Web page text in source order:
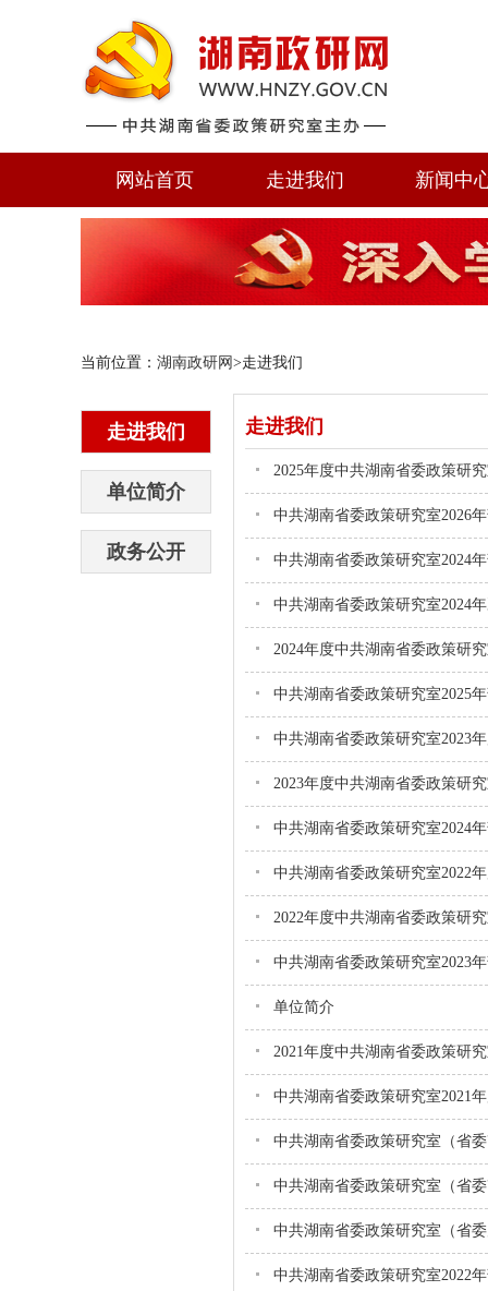
网站首页 走进我们 新闻中
当前位置： 湖南政研网 >走进我们
走进我们
单位简介
政务公开
走进我们
2025年度中共湖南省委政策研
中共湖南省委政策研究室2026
中共湖南省委政策研究室2024
中共湖南省委政策研究室2024
2024年度中共湖南省委政策研
中共湖南省委政策研究室2025
中共湖南省委政策研究室2023
2023年度中共湖南省委政策研
中共湖南省委政策研究室2024
中共湖南省委政策研究室2022
2022年度中共湖南省委政策研
中共湖南省委政策研究室2023
单位简介
2021年度中共湖南省委政策研
中共湖南省委政策研究室2021
中共湖南省委政策研究室（省
中共湖南省委政策研究室（省
中共湖南省委政策研究室（省
中共湖南省委政策研究室2022